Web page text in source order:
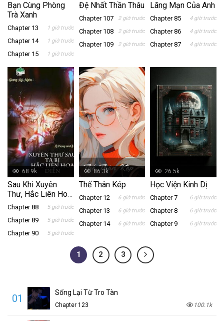
Bạn Cùng Phòng
Trà Xanh
Chapter 13 1 giờ trước
Chapter 14 1 giờ trước
Chapter 15 1 giờ trước
Đệ Nhất Thần Thâu
Chapter 107 2 giờ trước
Chapter 108 2 giờ trước
Chapter 109 2 giờ trước
Lãng Mạn Của Anh
Chapter 85 4 giờ trước
Chapter 86 4 giờ trước
Chapter 87 4 giờ trước
68.9k
Sau Khi Xuyên
Thư, Hắc Liên Hoa
Luôn Diễn Trước
Mặt Tôi
Chapter 88 5 giờ trước
Chapter 89 5 giờ trước
Chapter 90 5 giờ trước
86.3k
Thế Thân Kép
Chapter 12 6 giờ trước
Chapter 13 6 giờ trước
Chapter 14 6 giờ trước
26.5k
Học Viện Kinh Dị
Chapter 7 6 giờ trước
Chapter 8 6 giờ trước
Chapter 9 6 giờ trước
1 2 3
01 Sống Lại Từ Tro Tàn
Chapter 123 100.1k